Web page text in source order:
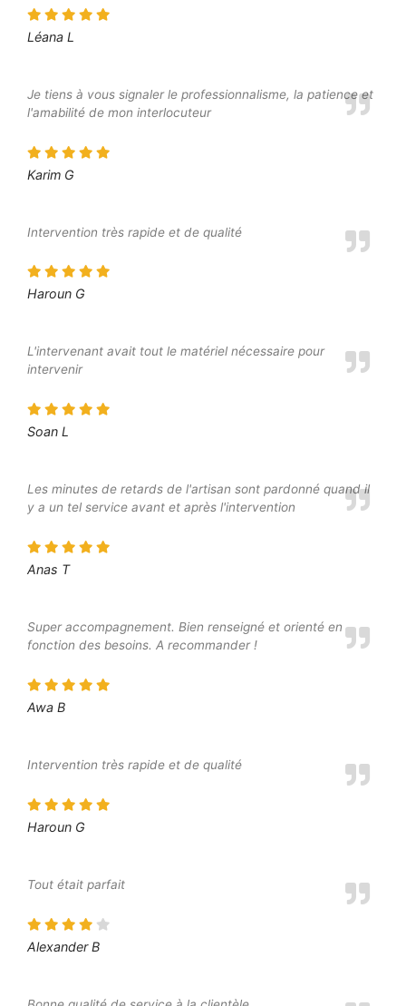
Léana L
Je tiens à vous signaler le professionnalisme, la patience et
l'amabilité de mon interlocuteur
Karim G
Intervention très rapide et de qualité
Haroun G
L'intervenant avait tout le matériel nécessaire pour
intervenir
Soan L
Les minutes de retards de l'artisan sont pardonné quand il
y a un tel service avant et après l'intervention
Anas T
Super accompagnement. Bien renseigné et orienté en
fonction des besoins. A recommander !
Awa B
Intervention très rapide et de qualité
Haroun G
Tout était parfait
Alexander B